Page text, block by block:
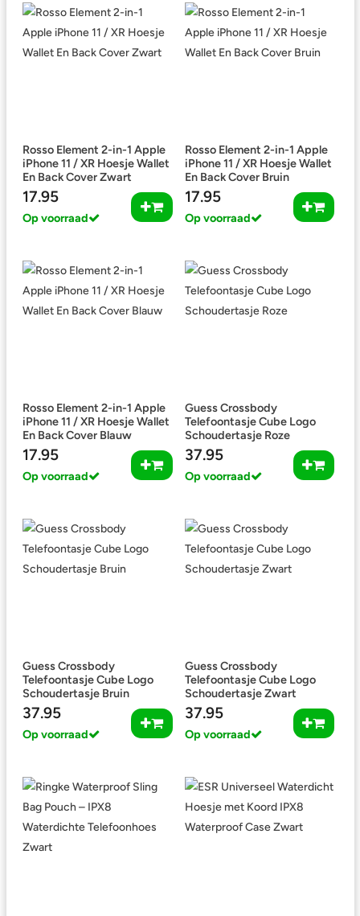
Rosso Element 2-in-1 Apple
iPhone 11 / XR Hoesje Wallet
En Back Cover Zwart
17.95
Op voorraad
Rosso Element 2-in-1 Apple
iPhone 11 / XR Hoesje Wallet
En Back Cover Bruin
17.95
Op voorraad
Rosso Element 2-in-1 Apple
iPhone 11 / XR Hoesje Wallet
En Back Cover Blauw
17.95
Op voorraad
Guess Crossbody
Telefoontasje Cube Logo
Schoudertasje Roze
37.95
Op voorraad
Guess Crossbody
Telefoontasje Cube Logo
Schoudertasje Bruin
37.95
Op voorraad
Guess Crossbody
Telefoontasje Cube Logo
Schoudertasje Zwart
37.95
Op voorraad